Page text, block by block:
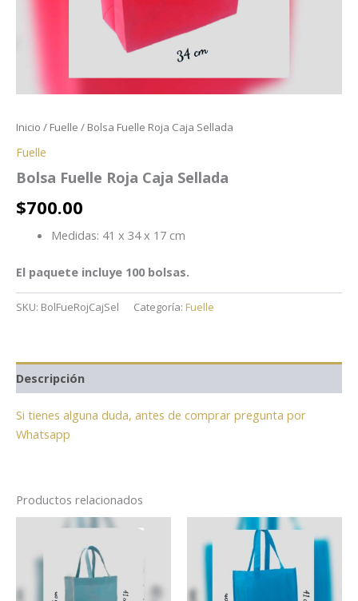
Inicio / Fuelle / Bolsa Fuelle Roja Caja Sellada
Fuelle
Bolsa Fuelle Roja Caja Sellada
$700.00
Medidas: 41 x 34 x 17 cm
El paquete incluye 100 bolsas.
SKU: BolFueRojCajSel Categoría: Fuelle
Descripción
Si tienes alguna duda, antes de comprar pregunta por
Whatsapp
Productos relacionados